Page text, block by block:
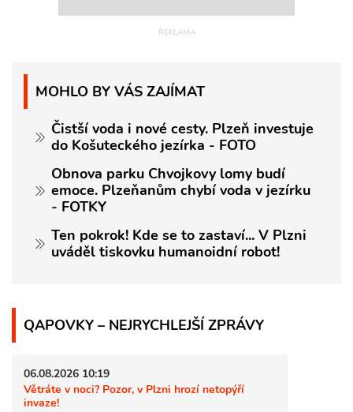
MOHLO BY VÁS ZAJÍMAT
Čistší voda i nové cesty. Plzeň investuje
do Košuteckého jezírka - FOTO
Obnova parku Chvojkovy lomy budí
emoce. Plzeňanům chybí voda v jezírku
- FOTKY
Ten pokrok! Kde se to zastaví... V Plzni
uváděl tiskovku humanoidní robot!
QAPOVKY – NEJRYCHLEJŠÍ ZPRÁVY
06.08.2026 10:19
Větráte v noci? Pozor, v Plzni hrozí netopýří
invaze!